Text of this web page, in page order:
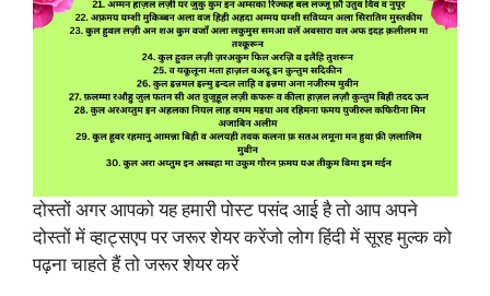
दोस्तों अगर आपको यह हमारी पोस्ट पसंद आई है तो आप अपने
दोस्तों में व्हाट्सएप पर जरूर शेयर करेंजो लोग हिंदी में सूरह मुल्क को
पढ़ना चाहते हैं तो जरूर शेयर करें